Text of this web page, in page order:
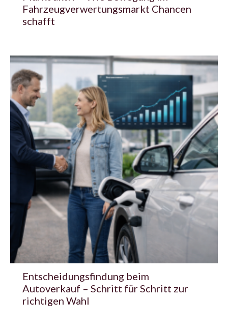
Fahrzeugverwertungsmarkt Chancen
schafft
Entscheidungsfindung beim
Autoverkauf – Schritt für Schritt zur
richtigen Wahl